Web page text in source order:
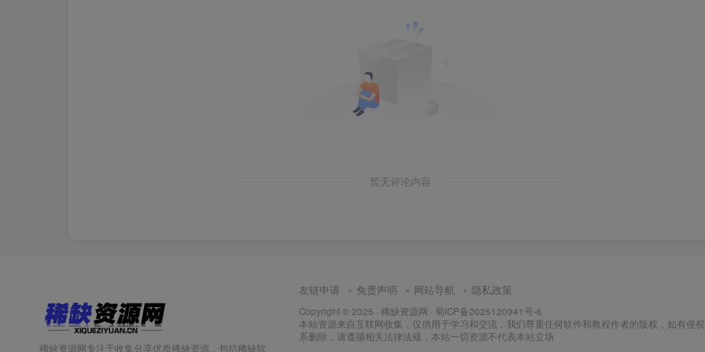
暂无评论内容
稀缺资源网专注于收集分享优质稀缺资源，包括稀缺软
友链申请 免责声明 网站导航 隐私政策
Copyright © 2025 · 稀缺资源网 · 蜀ICP备2025120941号-6
本站资源来自互联网收集，仅供用于学习和交流，我们尊重任何软件和教程作者的版权，如有侵
系删除，请遵循相关法律法规，本站一切资源不代表本站立场